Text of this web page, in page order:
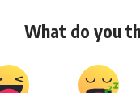
What do you